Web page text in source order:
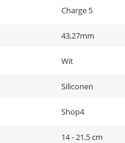
Charge 5
43,27mm
Wit
Siliconen
Shop4
14 - 21,5 cm